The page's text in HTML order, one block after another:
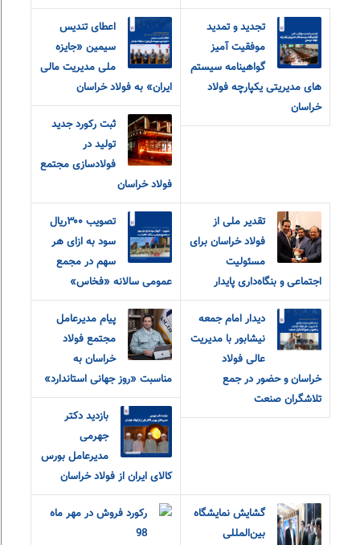
تجدید و تمدید
موفقیت آمیز
گواهینامه سیستم
های مدیریتی یکپارچه فولاد
خراسان
اعطای تندیس
سیمین «جایزه
ملی مدیریت مالی
ایران» به فولاد خراسان
ثبت رکورد جدید
تولید در
فولادسازی مجتمع
فولاد خراسان
تقدیر ملی از
فولاد خراسان برای
مسئولیت
اجتماعی و بنگاه‌داری پایدار
تصویب ۳۰۰ریال
سود به ازای هر
سهم در مجمع
عمومی سالانه «فخاس»
دیدار امام جمعه
نیشابور با مدیریت
عالی فولاد
خراسان و حضور در جمع
تلاشگران صنعت
پیام مدیرعامل
مجتمع فولاد
خراسان به
مناسبت «روز جهانی استاندارد»
بازدید دکتر
جهرمی
مدیرعامل بورس
کالای ایران از فولاد خراسان
گشایش نمایشگاه
بین‌المللی
رکورد فروش در مهر ماه
98